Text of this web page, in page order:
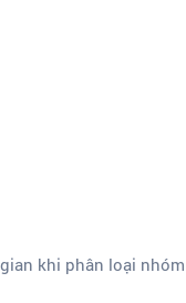
khi phân loại